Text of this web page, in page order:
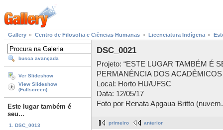
Gallery Centro de Filosofia e Ciências Humanas Licenciatura Indígena
busca avançada
Ver Slideshow
View Slideshow
(Fullscreen)
Este lugar também é
seu...
1. DSC_0013
DSC_0021
Projeto: “ESTE LUGAR TAMBÉM É
PERMANÊNCIA DOS
Local: Horto HU/UFSC
Data: 12/05/17
Foto por Renata Apgaua Britto
primeiro anterior